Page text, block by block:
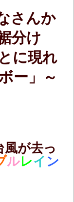
さんか
分け
に現れ
ー」～
風が去っ
ルレイ ン